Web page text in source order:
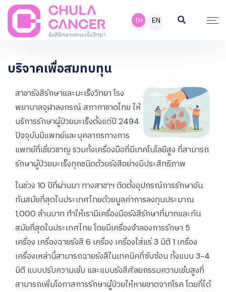
TH EN
บริจาคเพื่อสมทบทุน
สาขารังสีรักษาและมะเร็งวิทยา โรง
พยาบาลจุฬาลงกรณ์ สภากาชาดไทย ให้
บริการรักษาผู้ป่วยมะเร็งตั้งแต่ปี 2494
ปัจจุบันมีแพทย์และบุคลากรทางการ
แพทย์ที่เชี่ยวชาญ รวมทั้งเครื่องมือที่มีเทคโนโลยีสูง ที่สามารถ
รักษาผู้ป่วยมะเร็งทุกชนิดด้วยรังสีอย่างมีประสิทธิภาพ
ในช่วง 10 ปีที่ผ่านมา ทางสาขาฯ ติดตั้งอุปกรณ์การรักษาอัน
ทันสมัยที่สุดในประเทศไทยด้วยมูลค่าการลงทุนประมาณ
1,000 ล้านบาท ทำให้เรามีเครื่องมือรังสีรักษาที่มากและทัน
สมัยที่สุดในประเทศไทย โดยมีเครื่องจำลองการรักษา 5
เครื่อง เครื่องฉายรังสี 6 เครื่อง เครื่องใส่แร่ 3 มิติ 1 เครื่อง
เครื่องเหล่านี้สามารถฉายรังสีในเทคนิคที่ซับซ้อน ทั้งแบบ 3-4
มิติ แบบปรับความเข้ม และแบบรังสีศัลยกรรมความเข้มสูงที่
สามารถเพิ่มโอกาสการรักษาผู้ป่วยให้หายขาดจากโรค โดยที่ได้